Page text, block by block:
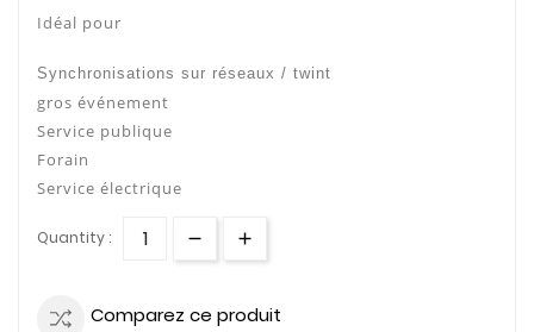
Idéal pour
Synchronisations sur réseaux / twint
gros événement
Service publique
Forain
Service électrique
Quantity :
Comparez ce produit